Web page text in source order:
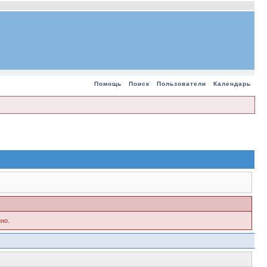
Помощь Поиск Пользователи Календарь